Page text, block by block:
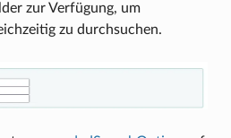
zur Verfügung, um
zu durchsuchen.